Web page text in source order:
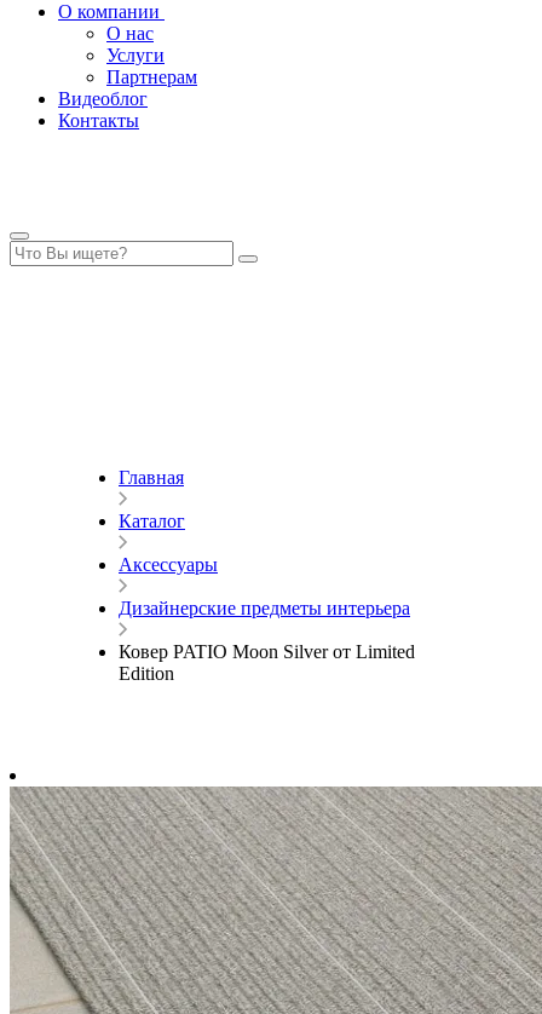
О компании
О нас
Услуги
Партнерам
Видеоблог
Контакты
Главная
Каталог
Аксессуары
Дизайнерские предметы интерьера
Ковер PATIO Moon Silver от Limited
Edition